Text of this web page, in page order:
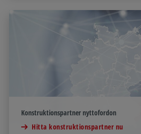
Konstruktionspartner nyttofordon
Hitta konstruktionspartner nu